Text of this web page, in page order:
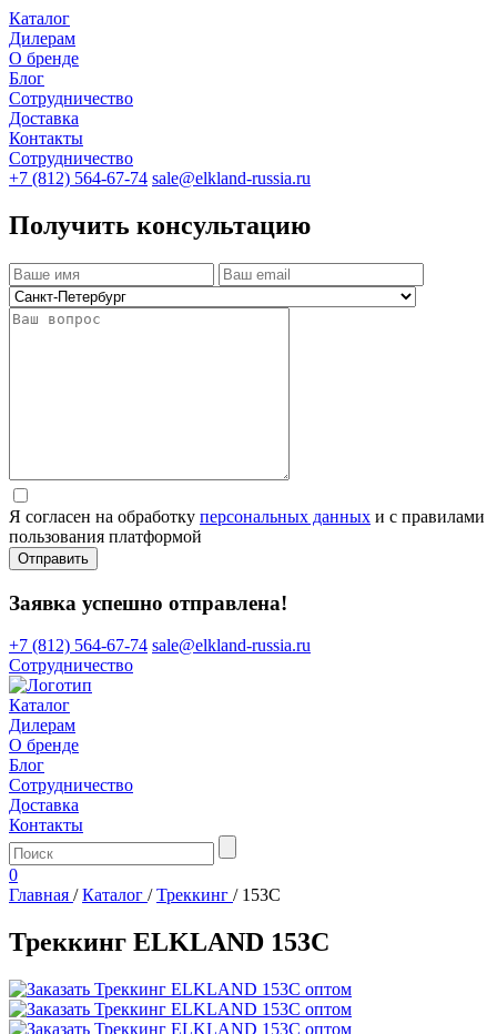
Каталог
Дилерам
О бренде
Блог
Сотрудничество
Доставка
Контакты
Сотрудничество
+7 (812) 564-67-74 sale@elkland-russia.ru
Получить консультацию
Я согласен на обработку персональных данных и с правилами
пользования платформой
Отправить
Заявка успешно отправлена!
+7 (812) 564-67-74 sale@elkland-russia.ru
Сотрудничество
Каталог
Дилерам
О бренде
Блог
Сотрудничество
Доставка
Контакты
0
Главная / Каталог / Треккинг / 153C
Треккинг ELKLAND 153C